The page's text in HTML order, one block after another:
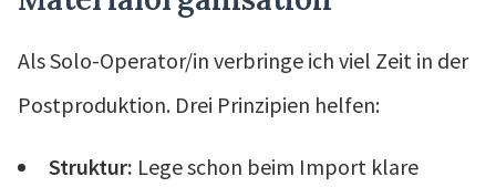
Als Solo-Operator/in verbringe ich viel Zeit in der
Postproduktion. Drei Prinzipien helfen:
Struktur: Lege schon beim Import klare